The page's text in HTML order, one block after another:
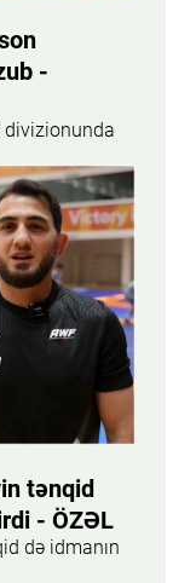
-
divizionunda
tənqid
- ÖZƏL
də idmanın